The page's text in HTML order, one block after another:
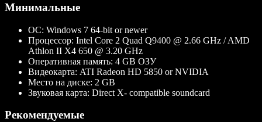
Минимальные
ОС: Windows 7 64-bit or newer
Процессор: Intel Core 2 Quad Q9400 @ 2.66 GHz / AMD
Athlon II X4 650 @ 3.20 GHz
Оперативная память: 4 GB ОЗУ
Видеокарта: ATI Radeon HD 5850 or NVIDIA
Место на диске: 2 GB
Звуковая карта: Direct X- compatible soundcard
Рекомендуемые